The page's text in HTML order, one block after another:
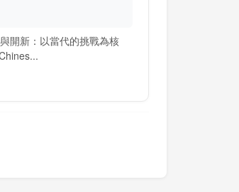
開新：以當代的挑戰為核